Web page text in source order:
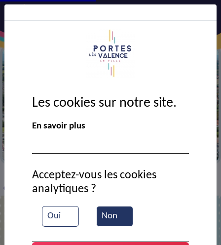
Vue aérienne de la ville La
> SPORT ET CULTURE > Associations de sport
Cardio fitness
Les cookies sur notre site.
En savoir plus
Oui Non
Acceptez-vous les cookies
analytiques ?